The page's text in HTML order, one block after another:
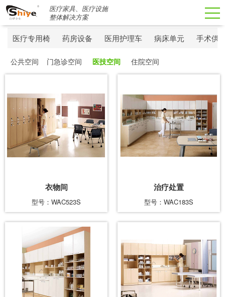
医疗家具、医疗设施
整体解决方案
搜索
医疗专用椅 药房设备 医用护理车 病床单元 手术供
公共空间 门急诊空间 医技空间 住院空间
衣物间
型号：WAC523S
治疗处置
型号：WAC183S